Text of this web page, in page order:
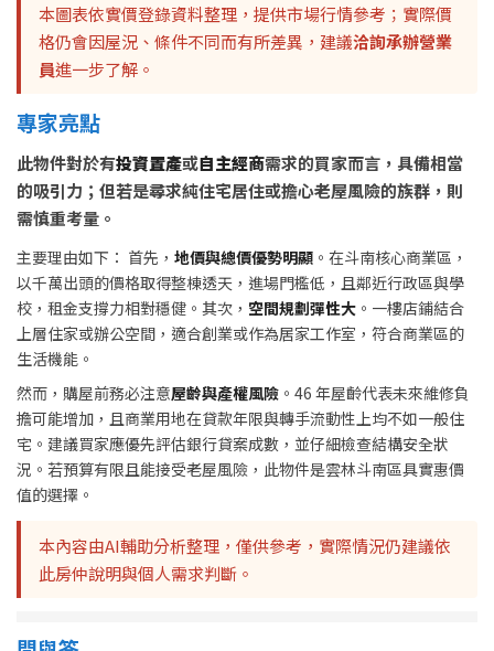
本圖表依實價登錄資料整理，提供市場行情參考；實際價
格仍會因屋況、條件不同而有所差異，建議洽詢承辦營業
員進一步了解。
專家亮點
此物件對於有投資置產或自主經商需求的買家而言，具備相當
的吸引力；但若是尋求純住宅居住或擔心老屋風險的族群，則
需慎重考量。
主要理由如下： 首先， 地價與總價優勢明顯 。在斗南核心商業區，
以千萬出頭的價格取得整棟透天，進場門檻低，且鄰近行政區與學
校，租金支撐力相對穩健。其次， 空間規劃彈性大 。一樓店鋪結合
上層住家或辦公空間，適合創業或作為居家工作室，符合商業區的
生活機能。
然而，購屋前務必注意屋齡與產權風險 。46 年屋齡代表未來維修負
擔可能增加，且商業用地在貸款年限與轉手流動性上均不如一般住
宅。建議買家應優先評估銀行貸案成數，並仔細檢查結構安全狀
況。若預算有限且能接受老屋風險，此物件是雲林斗南區具實惠價
值的選擇。
本內容由AI輔助分析整理，僅供參考，實際情況仍建議依
此房仲說明與個人需求判斷。